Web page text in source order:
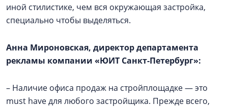
иной стилистике, чем вся окружающая застройка,
специально чтобы выделяться.
Анна Мироновская, директор департамента
рекламы компании «ЮИТ Санкт-Петербург»:
– Наличие офиса продаж на стройплощадке — это
must have для любого застройщика. Прежде всего,